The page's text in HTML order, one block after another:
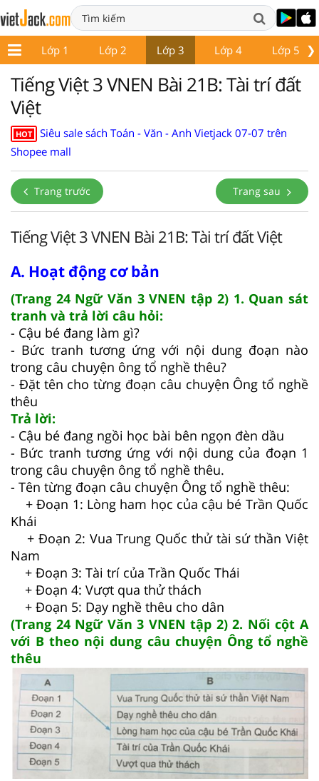
❯
Lớp 1 Lớp 2 Lớp 3 Lớp 4 Lớp 5
Tiếng Việt 3 VNEN Bài 21B: Tài trí đất
Việt
HOT
Siêu sale sách Toán - Văn - Anh Vietjack 07-07 trên
Shopee mall
Trang trước Trang sau
Tiếng Việt 3 VNEN Bài 21B: Tài trí đất Việt
A. Hoạt động cơ bản
(Trang 24 Ngữ Văn 3 VNEN tập 2) 1. Quan sát
tranh và trả lời câu hỏi:
- Cậu bé đang làm gì?
- Bức tranh tương ứng với nội dung đoạn nào
trong câu chuyện ông tổ nghề thêu?
- Đặt tên cho từng đoạn câu chuyện Ông tổ nghề
thêu
Trả lời:
- Cậu bé đang ngồi học bài bên ngọn đèn dầu
- Bức tranh tương ứng với nội dung của đoạn 1
trong câu chuyện ông tổ nghề thêu.
- Tên từng đoạn câu chuyện Ông tổ nghề thêu:
+ Đoạn 1: Lòng ham học của cậu bé Trần Quốc
Khái
+ Đoạn 2: Vua Trung Quốc thử tài sứ thần Việt
Nam
+ Đoạn 3: Tài trí của Trần Quốc Thái
+ Đoạn 4: Vượt qua thử thách
+ Đoạn 5: Dạy nghề thêu cho dân
(Trang 24 Ngữ Văn 3 VNEN tập 2) 2. Nối cột A
với B theo nội dung câu chuyện Ông tổ nghề
thêu